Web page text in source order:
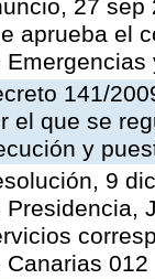
27 sep
aprueba el
Emergencias
141/
el que se
y
9
Presidencia,
Canarias 012